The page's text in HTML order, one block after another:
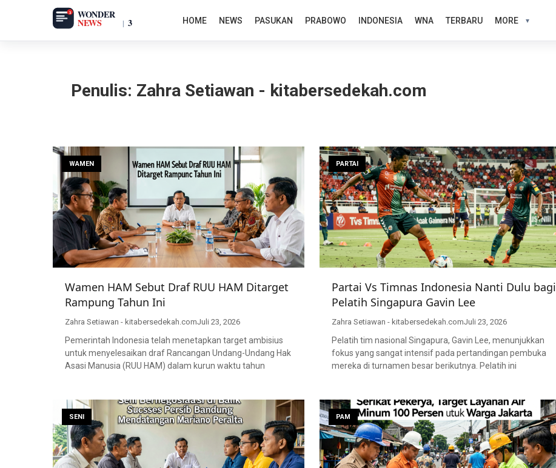
HOME NEWS PASUKAN PRABOWO INDONESIA WNA TERBARU MORE
Penulis: Zahra Setiawan - kitabersedekah.com
WAMEN
Wamen HAM Sebut Draf RUU HAM Ditarget
Rampung Tahun Ini
Zahra Setiawan - kitabersedekah.comJuli 23, 2026
Pemerintah Indonesia telah menetapkan target ambisius
untuk menyelesaikan draf Rancangan Undang-Undang Hak
Asasi Manusia (RUU HAM) dalam kurun waktu tahun
PARTAI
Partai Vs Timnas Indonesia Nanti Dulu bagi
Pelatih Singapura Gavin Lee
Zahra Setiawan - kitabersedekah.comJuli 23, 2026
Pelatih tim nasional Singapura, Gavin Lee, menunjukkan
fokus yang sangat intensif pada pertandingan pembuka
mereka di turnamen besar berikutnya. Pelatih ini
SENI PAM